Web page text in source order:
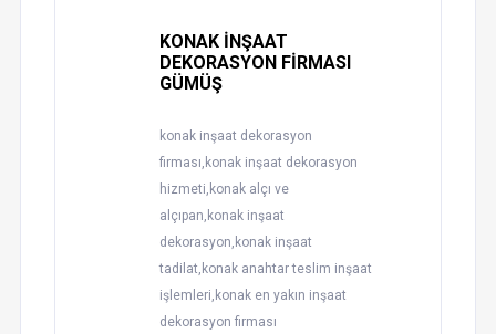
KONAK İNŞAAT
DEKORASYON FİRMASI
GÜMÜŞ
konak inşaat dekorasyon
firması,konak inşaat dekorasyon
hizmeti,konak alçı ve
alçıpan,konak inşaat
dekorasyon,konak inşaat
tadilat,konak anahtar teslim inşaat
işlemleri,konak en yakın inşaat
dekorasyon firması